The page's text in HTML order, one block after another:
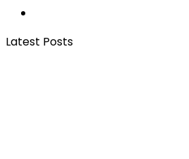
Latest Posts